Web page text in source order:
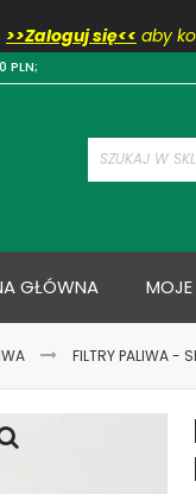
PLN;
do
>>Zaloguj się<< aby
GŁÓWNA
FILTRY PALIWA -